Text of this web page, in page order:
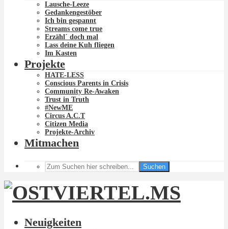
Lausche-Leeze
Gedankengestöber
Ich bin gespannt
Streams come true
Erzähl´ doch mal
Lass deine Kuh fliegen
Im Kasten
Projekte
HATE-LESS
Conscious Parents in Crisis
Community Re-Awaken
Trust in Truth
#NewME
Circus A.C.T
Citizen Media
Projekte-Archiv
Mitmachen
Suchen
Neuigkeiten